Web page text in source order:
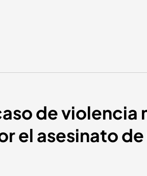
de violencia
el asesinato de